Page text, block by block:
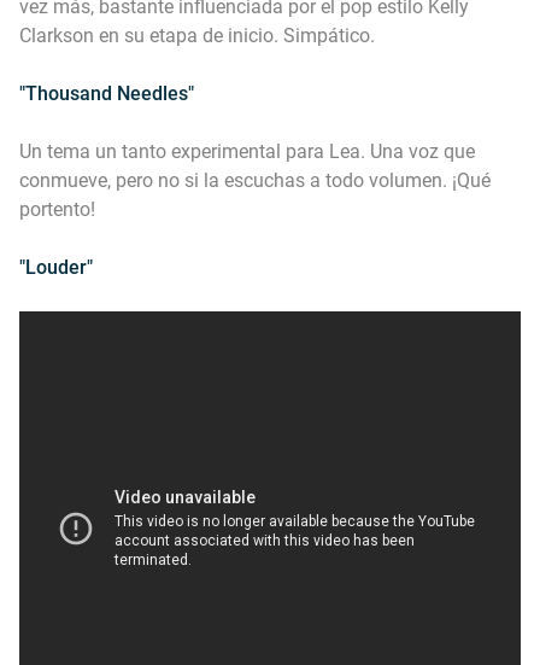
vez más, bastante influenciada por el pop estilo Kelly
Clarkson en su etapa de inicio. Simpático.
"Thousand Needles"
Un tema un tanto experimental para Lea. Una voz que
conmueve, pero no si la escuchas a todo volumen. ¡Qué
portento!
"Louder"